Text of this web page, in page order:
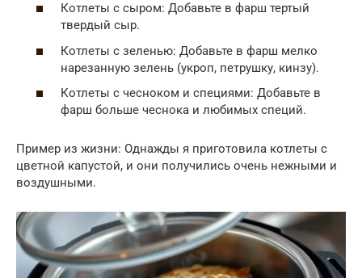
Котлеты с сыром: Добавьте в фарш тертый
твердый сыр.
Котлеты с зеленью: Добавьте в фарш мелко
нарезанную зелень (укроп, петрушку, кинзу).
Котлеты с чесноком и специями: Добавьте в
фарш больше чеснока и любимых специй.
Пример из жизни: Однажды я приготовила котлеты с
цветной капустой, и они получились очень нежными и
воздушными.